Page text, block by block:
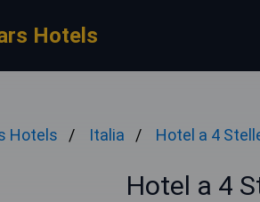
Hotels
Hotels Italia Hotel a 4
Hotel a 4